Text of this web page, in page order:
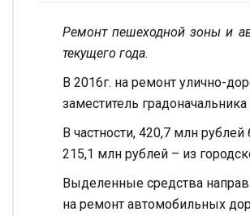
Ремонт пешеходной зоны и
текущего года.
В 2016г. на ремонт улично-
заместитель
В частности, 420,7 млн
215,1 млн рублей – из
Выделенные средства
на ремонт автомобильных